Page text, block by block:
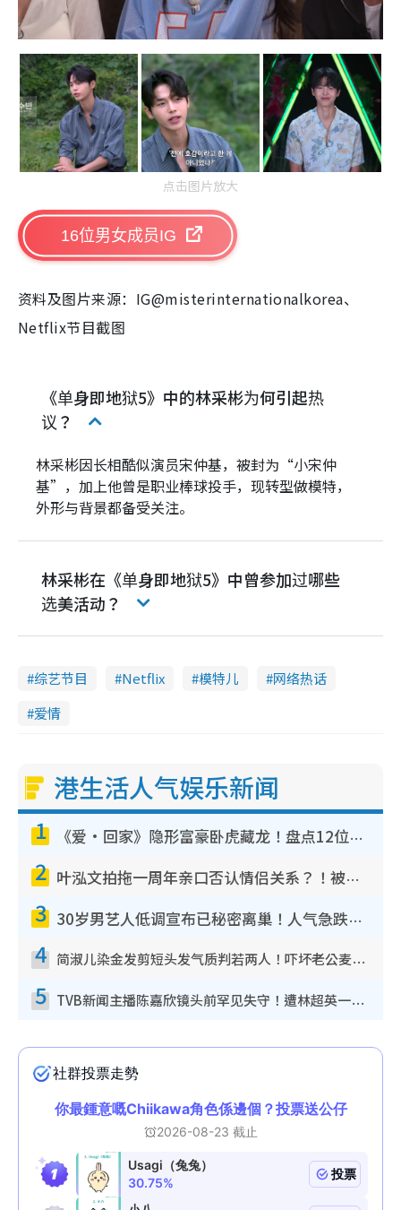
点击图片放大
16位男女成员IG
资料及图片来源：IG@misterinternationalkorea、
Netflix节目截图
《单身即地狱5》中的林采彬为何引起热
议？
林采彬因长相酷似演员宋仲基，被封为“小宋仲
基”，加上他曾是职业棒球投手，现转型做模特，
外形与背景都备受关注。
林采彬在《单身即地狱5》中曾参加过哪些
选美活动？
综艺节目 Netflix 模特儿
网络热话
爱情
港生活人气娱乐新闻
1 《爱·回家》隐形富豪卧虎藏龙！盘点12位财气逼人的有钱艺人：这位美女3亿身家不愁做
2 叶泓文拍拖一周年亲口否认情侣关系？！被质疑感情造假竟称GM“普通同事”
3 30岁男艺人低调宣布已秘密离巢！人气急跌变失踪人口：“这几年过得并不容易”
4 简淑儿染金发剪短头发气质判若两人！吓坏老公麦大力都认不出：“你做什么？”
5 TVB新闻主播陈嘉欣镜头前罕见失守！遭林超英一句话突袭吓坏当场大笑